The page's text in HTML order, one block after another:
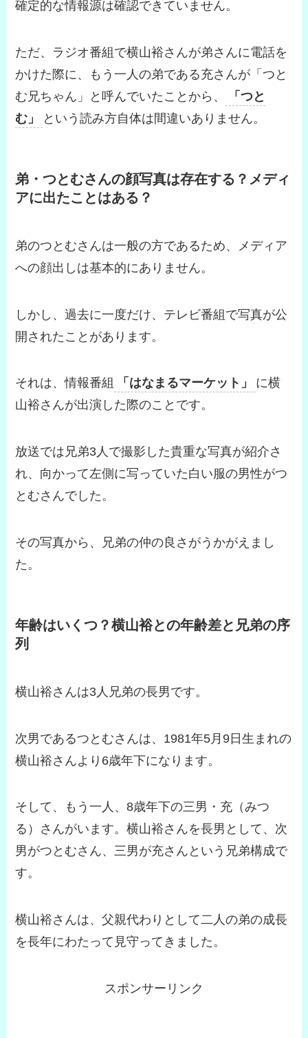
確定的な情報源は確認できていません。
ただ、ラジオ番組で横山裕さんが弟さんに電話を
かけた際に、もう一人の弟である充さんが「つと
む兄ちゃん」と呼んでいたことから、
「つと
む」
という読み方自体は間違いありません。
弟・つとむさんの顔写真は存在する？メディ
アに出たことはある？
弟のつとむさんは一般の方であるため、メディア
への顔出しは基本的にありません。
しかし、過去に一度だけ、テレビ番組で写真が公
開されたことがあります。
それは、情報番組 「はなまるマーケット」
に横
山裕さんが出演した際のことです。
放送では兄弟3人で撮影した貴重な写真が紹介さ
れ、向かって左側に写っていた白い服の男性がつ
とむさんでした。
その写真から、兄弟の仲の良さがうかがえまし
た。
年齢はいくつ？横山裕との年齢差と兄弟の序
列
横山裕さんは3人兄弟の長男です。
次男であるつとむさんは、1981年5月9日生まれの
横山裕さんより6歳年下になります。
そして、もう一人、8歳年下の三男・充（みつ
る）さんがいます。横山裕さんを長男として、次
男がつとむさん、三男が充さんという兄弟構成で
す。
横山裕さんは、父親代わりとして二人の弟の成長
を長年にわたって見守ってきました。
スポンサーリンク